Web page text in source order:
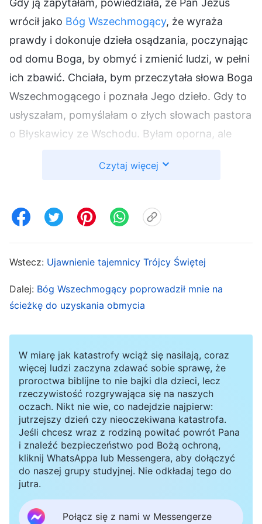
wrócił jako Bóg Wszechmogący, że wyraża
prawdy i dokonuje dzieła osądzania, poczynając
od domu Boga, by obmyć i zmienić ludzi, w pełni
ich zbawić. Chciała, bym przeczytała słowa Boga
Wszechmogącego i poznała Jego dzieło. Gdy to
usłyszałam, pomyślałam o złych słowach pastora
o Błyskawicy ze Wschodu. Byłam oporna, ale
dzieła Boga Wszechmogącego. Wciąż myślałam
o tych złych rzeczach, jakie pastor mówił na ich
temat. Nie słuchałam mamy. Poradziłam jej:
Wschodu. Wystrzegaj się ich!”. Odparła
poznawać dzieło Boga w dniach ostatecznych?
Czy to zgodne z nauczaniem Pana? Pan Jezus
powiedział: » Błogosławieni ubodzy w duchu,
ponieważ do nich należy królestwo niebieskie
(Mt 5:3). » O północy zaś rozległ się krzyk:
Oblubieniec idzie, wyjdźcie mu na spotkanie!«
(Mt 25:6). Bóg chce, byśmy szukali.Błyskawica
ze Wschodumówi, że Pan powrócił, musimy to
sprawdzić. Pastor nie chce, byśmy powitali
Pana. Czy nie jest to wbrew nauczaniu Pana?”.
Czytaj więcej
Wstecz: Ujawnienie tajemnicy Trójcy Świętej
Dalej: Bóg Wszechmogący poprowadził mnie na
ścieżkę do uzyskania obmycia
W miarę jak katastrofy wciąż się nasilają, coraz
więcej ludzi zaczyna zdawać sobie sprawę, że
proroctwa biblijne to nie bajki dla dzieci, lecz
rzeczywistość rozgrywająca się na naszych
oczach. Nikt nie wie, co nadejdzie najpierw:
jutrzejszy dzień czy nieoczekiwana katastrofa.
Jeśli chcesz wraz z rodziną powitać powrót Pana
i znaleźć bezpieczeństwo pod Bożą ochroną,
kliknij WhatsAppa lub Messengera, aby dołączyć
do naszej grupy studyjnej. Nie odkładaj tego do
jutra.
Połącz się z nami w Messengerze